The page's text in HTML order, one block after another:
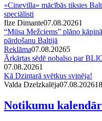
«Cinevilla» mācībās tiksies
speciālisti
Ilze Dimante07.08.20261
“Mūsa Mežciems” plāno
pārdošanu Baltijā
Reklāma07.08.20265
Ārkārtas sēdē nobalso par
07.08.20261
Kā Dzintarā svētkus svinēja!
Valda Dzelzkalēja07.08.202618
Notikumu